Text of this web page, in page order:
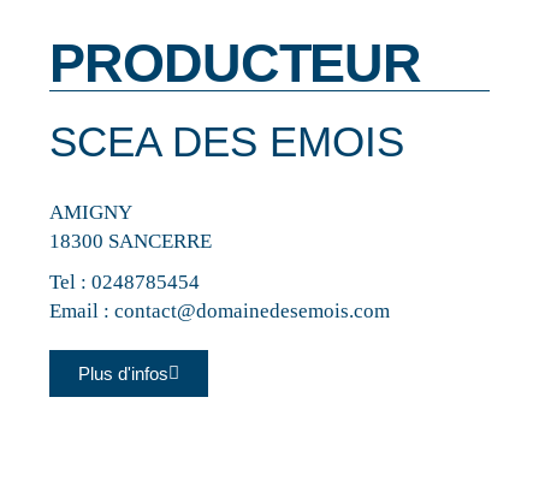
PRODUCTEUR
SCEA DES EMOIS
AMIGNY
18300 SANCERRE
Tel :0248785454
Email :contact@domainedesemois.com
Plus d'infos